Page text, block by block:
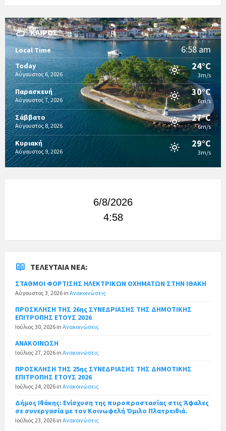
ΚΑΙΡΌΣ
Local Time 6:58 am
Today
Αύγουστος 6, 2026
24°C
3m/s
Παρασκευή
Αύγουστος 7, 2026
30°C
6m/s
Σάββατο
Αύγουστος 8, 2026
27°C
6m/s
Κυριακή
Αύγουστος 9, 2026
29°C
3m/s
6/8/2026
4:58
ΤΕΛΕΥΤΑΊΑ ΝΈΑ:
ΣΤΑΘΜΟΙ ΦΟΡΤΙΣΗΣ ΗΛΕΚΤΡΙΚΩΝ ΟΧΗΜΑΤΩΝ ΣΤΗΝ ΙΘΑΚΗ
Αύγουστος 3, 2026 in Ανακοινώσεις
ΠΡΟΣΚΛΗΣΗ ΤΗΣ 26ης ΣΥΝΕΔΡΙΑΣΗΣ ΤΗΣ ΔΗΜΟΤΙΚΗΣ
ΕΠΙΤΡΟΠΗΣ ΕΤΟΥΣ 2026
Ιούλιος 30, 2026 in Ανακοινώσεις
ΑΝΑΚΟΙΝΩΣΗ
Ιούλιος 27, 2026 in Ανακοινώσεις
ΠΡΟΣΚΛΗΣΗ ΤΗΣ 25ης ΣΥΝΕΔΡΙΑΣΗΣ ΤΗΣ ΔΗΜΟΤΙΚΗΣ
ΕΠΙΤΡΟΠΗΣ ΕΤΟΥΣ 2026
Ιούλιος 24, 2026 in Ανακοινώσεις
Δήμος Ιθάκης: Ενίσχυση της πυροπροστασίας στις Άφαλες
σε συνεργασία με τον Κοινωφελή Όμιλο Πλατρειθιά.
Ιούλιος 23, 2026 in Ανακοινώσεις